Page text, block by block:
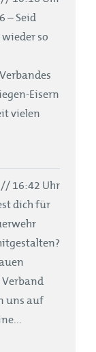
– Seid
so
Eisern
vielen
16:42 Uhr
dich für
Verband
uns auf